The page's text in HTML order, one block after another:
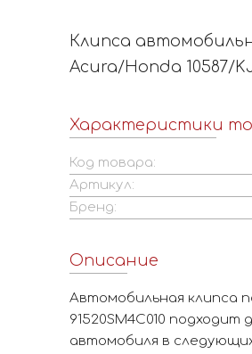
Клипса
Acura/Honda 10587/
Характеристики
Код товара:
Артикул:
Бренд:
Описание
Автомобильная клипса
91520SM4C010
автомобиля в